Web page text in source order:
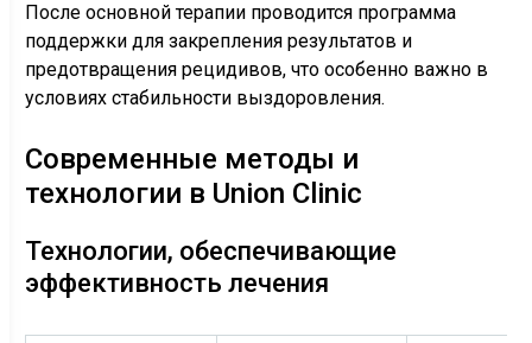
После основной терапии проводится программа
поддержки для закрепления результатов и
предотвращения рецидивов, что особенно важно в
условиях стабильности выздоровления.
Современные методы и
технологии в Union Clinic
Технологии, обеспечивающие
эффективность лечения